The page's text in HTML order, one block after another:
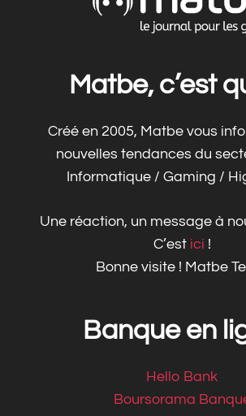
Matbe, c’est
Créé en 2005, Matbe vous
nouvelles tendances du
Informatique / Gaming /
Une réaction, un message à
C’est ici !
Bonne visite ! Matbe
Banque en
Hello Bank
Boursorama